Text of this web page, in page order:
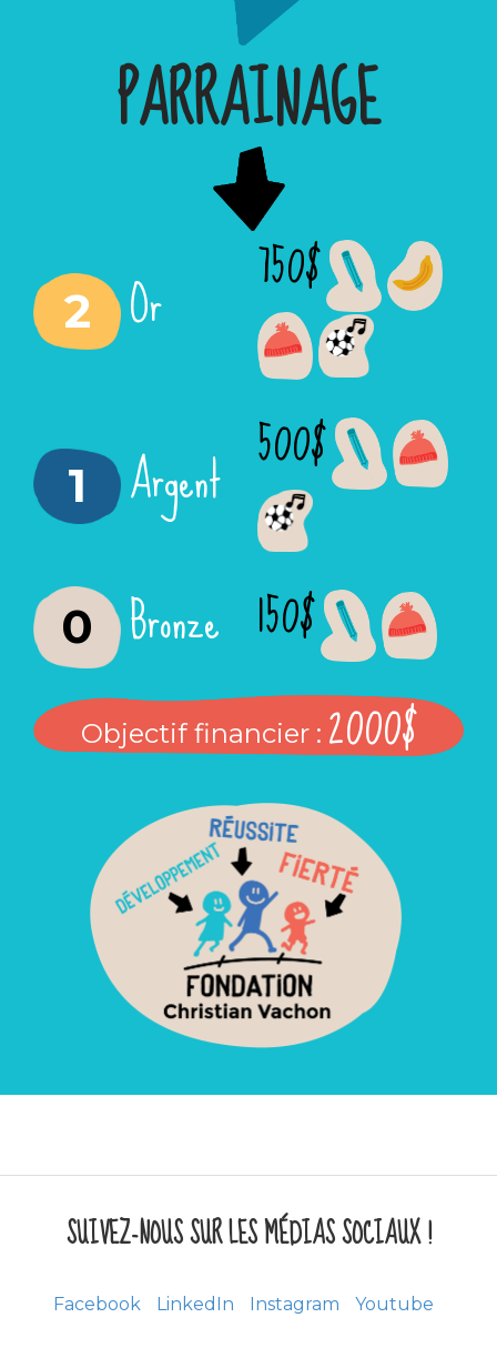
PARRAINAGE
2 Or 750$
1 Argent 500$
0 Bronze 150$
Objectif financier : 2000$
SUIVEZ-NOUS SUR LES MÉDIAS SOCIAUX !
Facebook LinkedIn Instagram Youtube